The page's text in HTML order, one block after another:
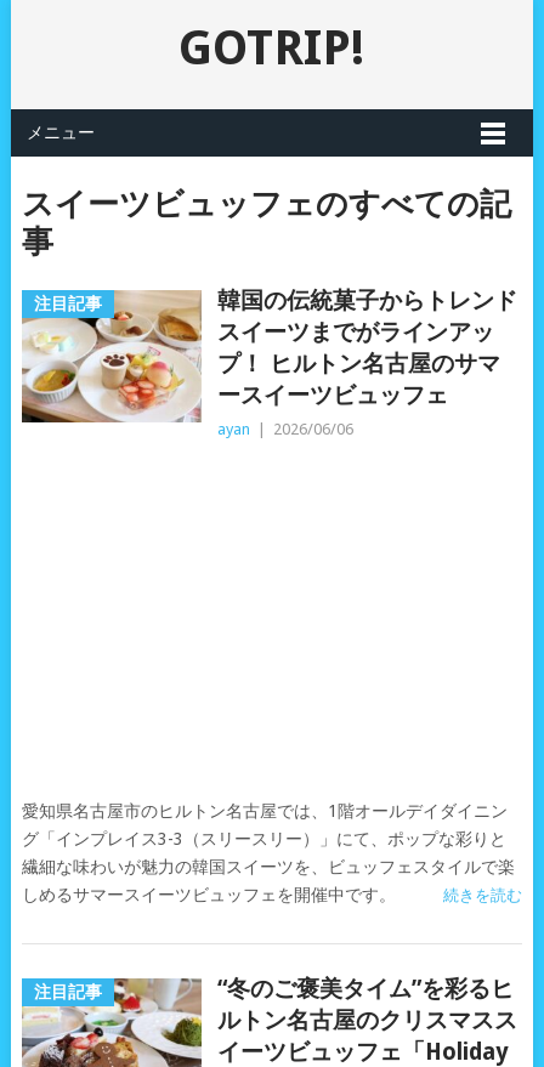
GOTRIP!
メニュー
スイーツビュッフェのすべての記
事
注目記事
韓国の伝統菓子からトレンド
スイーツまでがラインアッ
プ！ ヒルトン名古屋のサマ
ースイーツビュッフェ
ayan 2026/06/06
愛知県名古屋市のヒルトン名古屋では、1階オールデイダイニン
グ「インプレイス3-3（スリースリー）」にて、ポップな彩りと
繊細な味わいが魅力の韓国スイーツを、ビュッフェスタイルで楽
しめるサマースイーツビュッフェを開催中です。
続きを読む
注目記事
“冬のご褒美タイム”を彩るヒ
ルトン名古屋のクリスマスス
イーツビュッフェ「Holiday